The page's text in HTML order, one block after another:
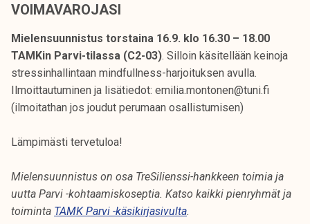
VOIMAVAROJASI
Mielensuunnistus torstaina 16.9. klo 16.30 – 18.00
TAMKin Parvi-tilassa (C2-03). Silloin käsitellään keinoja
stressinhallintaan mindfullness-harjoituksen avulla.
Ilmoittautuminen ja lisätiedot: emilia.montonen@tuni.fi
(ilmoitathan jos joudut perumaan osallistumisen)
Lämpimästi tervetuloa!
Mielensuunnistus on osa TreSilienssi-hankkeen toimia ja
uutta Parvi -kohtaamiskoseptia. Katso kaikki pienryhmät ja
toiminta TAMK Parvi -käsikirjasivulta.